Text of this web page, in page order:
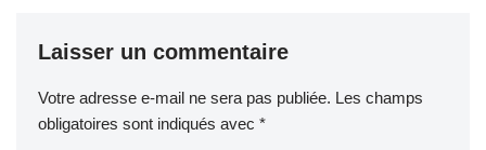
Laisser un commentaire
Votre adresse e-mail ne sera pas publiée. Les champs
obligatoires sont indiqués avec *